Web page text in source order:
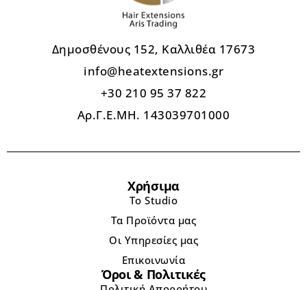
Δημοσθένους 152, Καλλιθέα 17673
info@heatextensions.gr
+30 210 95 37 822
Αρ.Γ.Ε.ΜΗ. 143039701000
Χρήσιμα
Το Studio
Τα Προϊόντα μας
Οι Υπηρεσίες μας
Επικοινωνία
Όροι & Πολιτικές